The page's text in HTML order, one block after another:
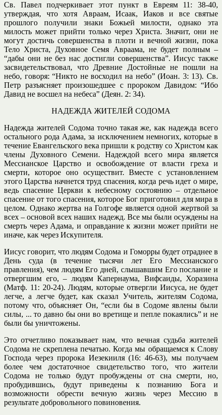
Св. Павел подчеркивает этот пункт в Евреям 11: 38-40,
утверждая, что хотя Авраам, Исаак, Иаков и все святые
прошлого получили знаки Божьей милости, однако эта
милость может прийти только через Христа. Значит, они не
могут достичь совершенства в плоти и вечной жизни, пока
Тело Христа, Духовное Семя Авраама, не будет полным –
“дабы они не без нас достигли совершенства”. Иисус также
засвидетельствовал, что Древние Достойные не пошли на
небо, говоря: “Никто не восходил на небо” (Иоан. 3: 13). Св.
Петр разъясняет произошедшее с пророком Давидом: “Ибо
Давид не восшел на небеса” (Деян. 2: 34).
НАДЕЖДА ЖИТЕЛЕЙ СОДОМА
Надежда жителей Содома точно такая же, как надежда всего
остального рода Адама, за исключением немногих, которые в
течение Евангельского века пришли к родству со Христом как
члены Духовного Семени. Надеждой всего мира является
Мессианское Царство и освобождение от власти греха и
смерти, которое оно осуществит. Вместе с установлением
этого Царства начнется труд спасения, когда речь идет о мире,
ведь спасение Церкви к небесному состоянию – отдельное
спасение от того спасения, которое Бог приготовил для мира в
целом. Однако жертва на Голгофе является одной жертвой за
всех – основой всех наших надежд. Все мы были осуждены на
смерть через Адама, и оправдание к жизни может прийти не
иначе, как через Искупителя.
Иисус говорит, что людям Содома и Гоморры будет отраднее в
День суда (в течение тысячи лет Его Мессианского
правления), чем людям Его дней, слышавшим Его послание и
отвергшим его, – людям Капернаума, Вифсаиды, Хоразина
(Матф. 11: 20-24). Людям, которые отвергли Иисуса, не будет
легче, а легче будет, как сказал Учитель, жителям Содома,
потому что, объясняет Он, “если бы в Содоме явлены были
силы, ... то давно бы они во вретище и пепле покаялись” и не
были бы уничтожены.
Это отчетливо показывает нам, что вечная судьба жителей
Содома не скреплена печатью. Когда мы обращаемся к Слову
Господа через пророка Иезекииля (16: 46-63), мы получаем
более чем достаточное свидетельство того, что жители
Содома не только будут пробуждены от сна смерти, но,
пробудившись, будут приведены к познанию Бога и
возможности обрести вечную жизнь через Мессию в
результате добровольного повиновения.